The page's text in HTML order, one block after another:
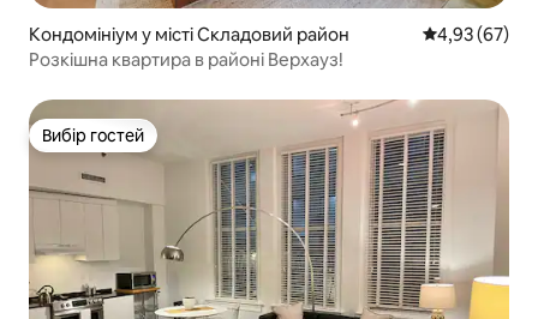
Кондомініум у місті Складовий район Середня
4,93 (67)
Розкішна квартира в районі Верхауз!
Вибір гостей
Вибір гостей